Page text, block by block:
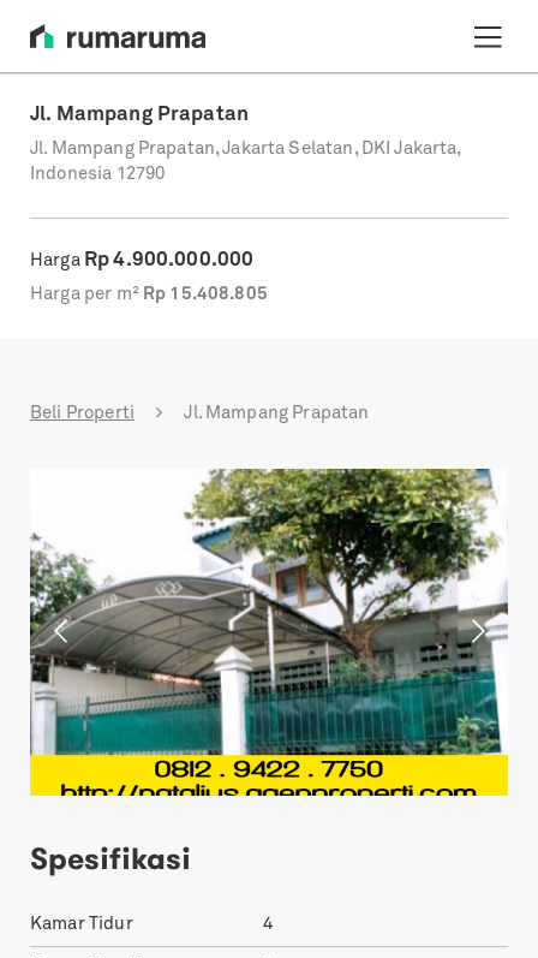
Jl. Mampang Prapatan
Jl. Mampang Prapatan, Jakarta Selatan, DKI Jakarta,
Indonesia 12790
Harga Rp4.900.000.000
Harga per m² Rp 15.408.805
Beli Properti Jl. Mampang Prapatan
Next
Spesifikasi
Kamar Tidur 4